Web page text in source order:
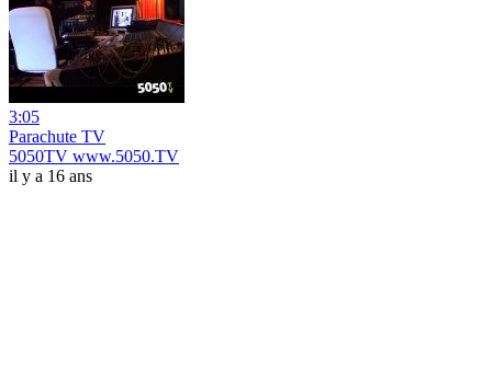
3:05
Parachute TV
5050TV www.5050.TV
il y a 16 ans